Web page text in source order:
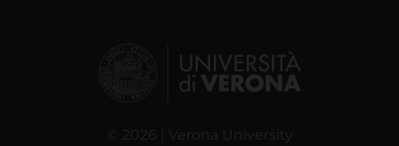
© 2026 | Verona University